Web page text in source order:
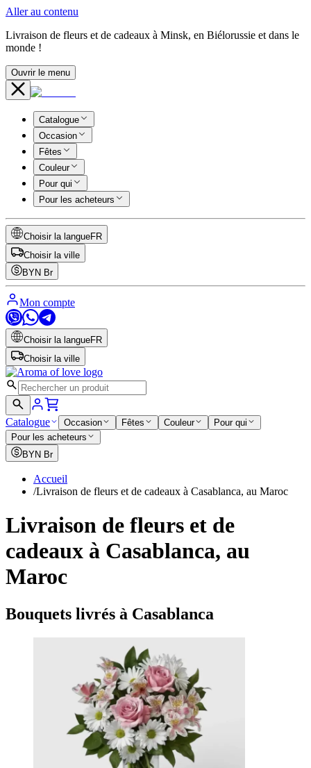
Aller au contenu
Livraison de fleurs et de cadeaux à Minsk, en Biélorussie et dans le
monde !
Ouvrir le menu
Catalogue
Occasion
Fêtes
Couleur
Pour qui
Pour les acheteurs
Choisir la langueFR
Choisir la ville
BYN Br
Mon compte
Choisir la langueFR
Choisir la ville
Catalogue Occasion Fêtes Couleur
Pour qui
Pour les acheteurs
BYN Br
Accueil
/Livraison de fleurs et de cadeaux à Casablanca, au Maroc
Livraison de fleurs et de
cadeaux à Casablanca, au
Maroc
Bouquets livrés à Casablanca